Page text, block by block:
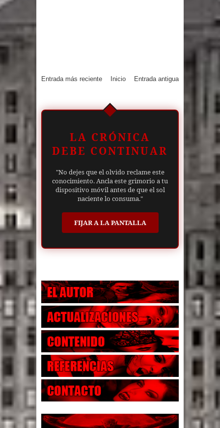
Entrada más reciente Entrada antigua
Inicio
LA CRÓNICA
DEBE CONTINUAR
"No dejes que el olvido reclame este
conocimiento. Ancla este grimorio a tu
dispositivo móvil antes de que el sol
naciente lo consuma."
FIJAR A LA PANTALLA